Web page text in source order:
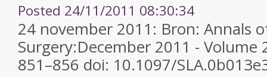
Posted 24/11/2011 08:30:34
24 november 2011: Bron: Annals
Surgery:December 2011 - Volume
851–856 doi: 10.1097/